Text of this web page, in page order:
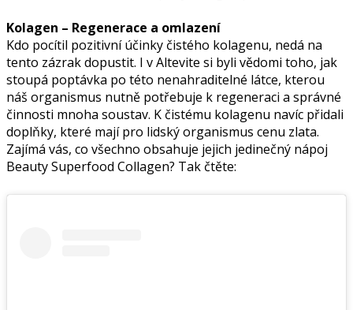
Kolagen – Regenerace a omlazení
Kdo pocítil pozitivní účinky čistého kolagenu, nedá na
tento zázrak dopustit. I v Altevite si byli vědomi toho, jak
stoupá poptávka po této nenahraditelné látce, kterou
náš organismus nutně potřebuje k regeneraci a správné
činnosti mnoha soustav. K čistému kolagenu navíc přidali
doplňky, které mají pro lidský organismus cenu zlata.
Zajímá vás, co všechno obsahuje jejich jedinečný nápoj
Beauty Superfood Collagen? Tak čtěte: